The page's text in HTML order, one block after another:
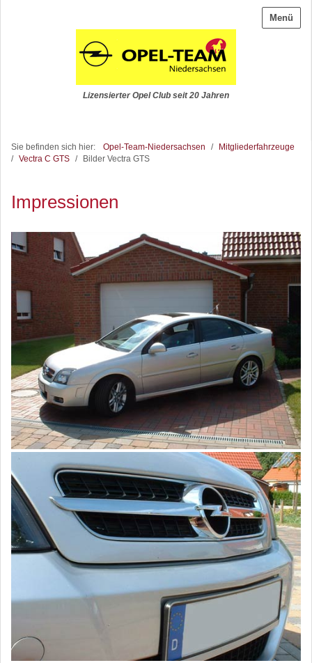
Menü
Lizensierter Opel Club seit 20 Jahren
Sie befinden sich hier: Opel-Team-Niedersachsen /
Mitgliederfahrzeuge
/
Vectra C GTS / Bilder Vectra GTS
Impressionen